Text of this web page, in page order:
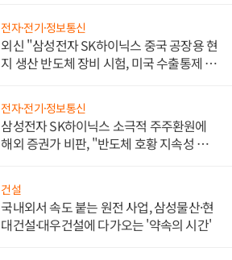
전자·전기·정보통신
외신 "삼성전자 SK하이닉스 중국 공장용 현
지 생산 반도체 장비 시험, 미국 수출통제 대
전자·전기·정보통신
삼성전자 SK하이닉스 소극적 주주환원에
해외 증권가 비판, "반도체 호황 지속성 의
건설
국내외서 속도 붙는 원전 사업, 삼성물산·현
대건설·대우건설에 다가오는 '약속의 시간'